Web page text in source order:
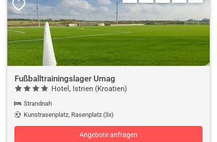
Fußballtrainingslager Umag
Hotel, Istrien (Kroatien)
Strandnah
Kunstrasenplatz, Rasenplatz (3x)
Angebote anfragen